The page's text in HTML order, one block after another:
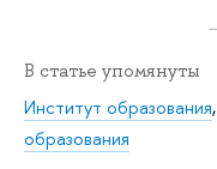
В статье упомянуты
Институт образования,
образования